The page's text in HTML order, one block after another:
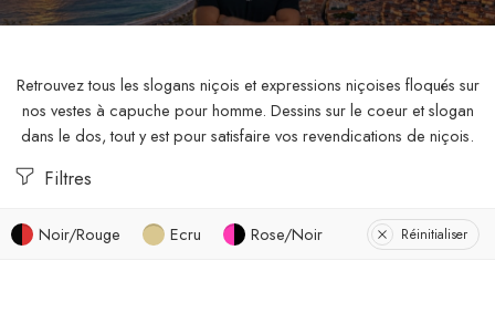
Retrouvez tous les slogans niçois et expressions niçoises floqués sur
nos vestes à capuche pour homme. Dessins sur le coeur et slogan
dans le dos, tout y est pour satisfaire vos revendications de niçois.
Filtres
Noir/Rouge Ecru Rose/Noir Réinitialiser